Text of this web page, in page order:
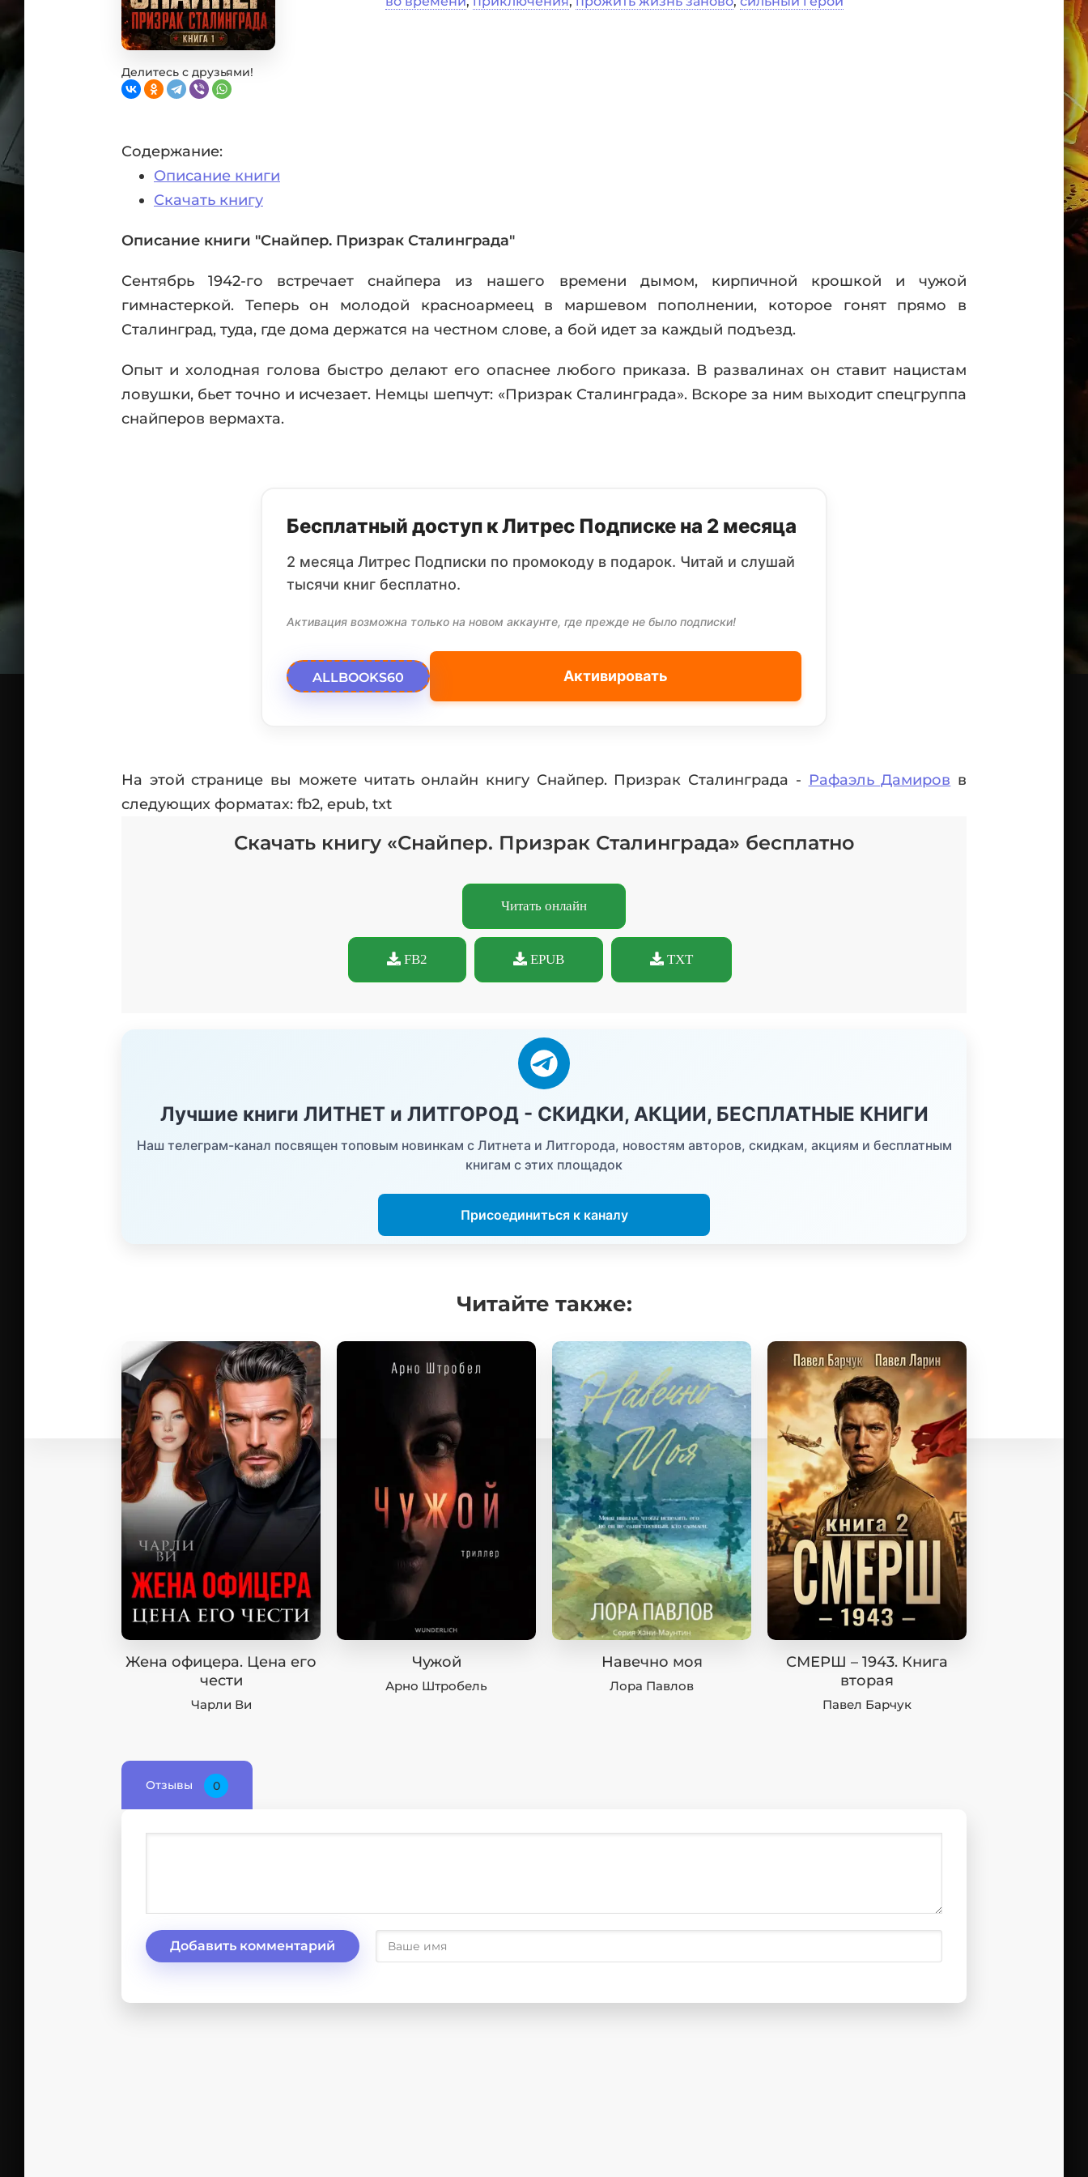
Фанфики
Делитесь с друзьями!
Содержание:
Описание книги
Скачать книгу
Описание книги "Снайпер. Призрак Сталинграда"
Сентябрь 1942-го встречает снайпера из нашего времени дымом, кирпичной крошкой и чужой
гимнастеркой. Теперь он молодой красноармеец в маршевом пополнении, которое гонят прямо в
Сталинград, туда, где дома держатся на честном слове, а бой идет за каждый подъезд.
Опыт и холодная голова быстро делают его опаснее любого приказа. В развалинах он ставит нацистам
ловушки, бьет точно и исчезает. Немцы шепчут: «Призрак Сталинграда». Вскоре за ним выходит спецгруппа
снайперов вермахта.
Бесплатный доступ к Литрес Подписке на 2 месяца
2 месяца Литрес Подписки по промокоду в подарок. Читай и слушай
тысячи книг бесплатно.
Активация возможна только на новом аккаунте, где прежде не было подписки!
ALLBOOKS60 Активировать
На этой странице вы можете читать онлайн книгу Снайпер. Призрак Сталинграда - Рафаэль Дамиров в
следующих форматах: fb2, epub, txt
Скачать книгу «Снайпер. Призрак Сталинграда» бесплатно
Читать онлайн
FB2 EPUB TXT
Лучшие книги ЛИТНЕТ и ЛИТГОРОД - СКИДКИ, АКЦИИ, БЕСПЛАТНЫЕ КНИГИ
Наш телеграм-канал посвящен топовым новинкам с Литнета и Литгорода, новостям авторов, скидкам, акциям и бесплатным
книгам с этих площадок
Присоединиться к каналу
Читайте также:
Жена офицера. Цена его
чести
Чарли Ви
Чужой
Арно Штробель
Навечно моя
Лора Павлов
СМЕРШ – 1943. Книга
вторая
Павел Барчук
Отзывы 0
Добавить комментарий